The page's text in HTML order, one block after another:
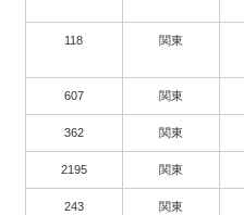
118 関東
607 関東
362 関東
2195 関東
243 関東